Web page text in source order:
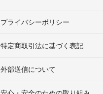
プライバシーポリシー
特定商取引法に基づく表記
外部送信について